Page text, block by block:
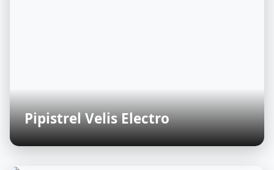
Pipistrel Velis Electro